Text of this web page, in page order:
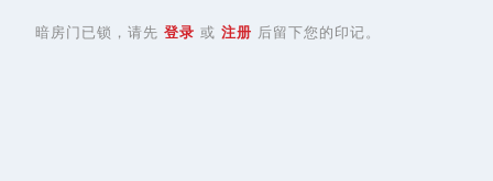
暗房门已锁，请先 登录 或 注册 后留下您的印记。